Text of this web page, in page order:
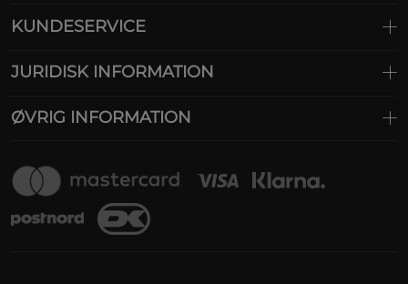
KUNDESERVICE
JURIDISK INFORMATION
ØVRIG INFORMATION